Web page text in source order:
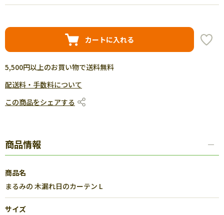
カートに入れる
5,500円以上のお買い物で送料無料
配送料・手数料について
この商品をシェアする
商品情報
商品名
まるみの 木漏れ日のカーテン L
サイズ